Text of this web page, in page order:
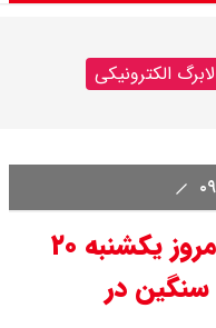
الکترونیکی
وضعیت جاده‌های کشور امروز یکشنبه ۲۰
سنگین در